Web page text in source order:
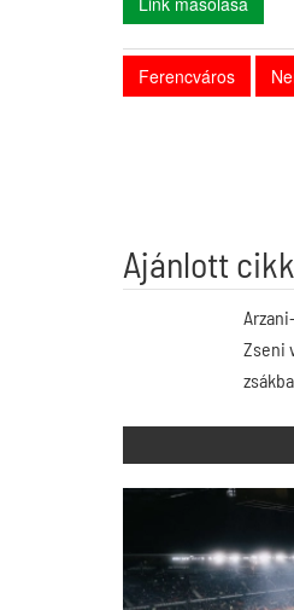
Ferencváros
Ajánlott
Zseni